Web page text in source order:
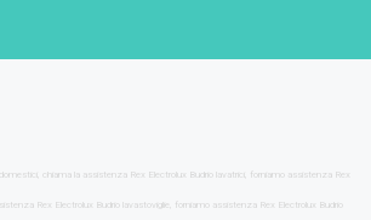
chiama la assistenza Rex Electrolux Budrio lavatrici, forniamo assistenza Rex
Rex Electrolux Budrio lavastoviglie, forniamo assistenza Rex Electrolux Budrio